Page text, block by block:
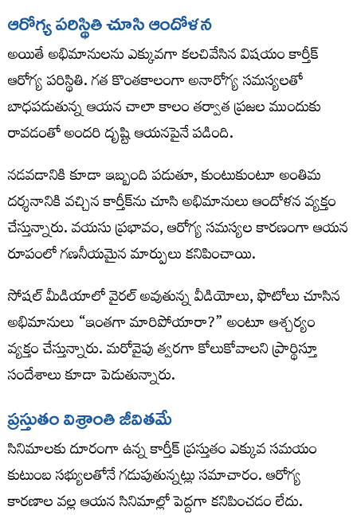
ఆరోగ్య పరిస్థితి చూసి ఆందోళన
అయితే అభిమానులను ఎక్కువగా కలచివేసిన విషయం కార్తీక్
ఆరోగ్య పరిస్థితి. గత కొంతకాలంగా అనారోగ్య సమస్యలతో
బాధపడుతున్న ఆయన చాలా కాలం తర్వాత ప్రజల ముందుకు
రావడంతో అందరి దృష్టి ఆయనపైనే పడింది.
నడవడానికి కూడా ఇబ్బంది పడుతూ, కుంటుకుంటూ అంతిమ
దర్శనానికి వచ్చిన కార్తీక్‌ను చూసి అభిమానులు ఆందోళన వ్యక్తం
చేస్తున్నారు. వయసు ప్రభావం, ఆరోగ్య సమస్యల కారణంగా ఆయన
రూపంలో గణనీయమైన మార్పులు కనిపించాయి.
సోషల్ మీడియాలో వైరల్ అవుతున్న వీడియోలు, ఫొటోలు చూసిన
అభిమానులు “ఇంతగా మారిపోయారా?” అంటూ ఆశ్చర్యం
వ్యక్తం చేస్తున్నారు. మరోవైపు త్వరగా కోలుకోవాలని ప్రార్థిస్తూ
సందేశాలు కూడా పెడుతున్నారు.
ప్రస్తుతం విశ్రాంతి జీవితమే
సినిమాలకు దూరంగా ఉన్న కార్తీక్ ప్రస్తుతం ఎక్కువ సమయం
కుటుంబ సభ్యులతోనే గడుపుతున్నట్లు సమాచారం. ఆరోగ్య
కారణాల వల్ల ఆయన సినిమాల్లో పెద్దగా కనిపించడం లేదు.